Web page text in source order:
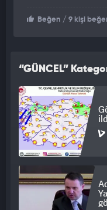
Beğen / 9 kişi
“GÜNCEL”